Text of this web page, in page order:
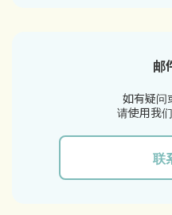
邮
如有疑问
请使用我
联